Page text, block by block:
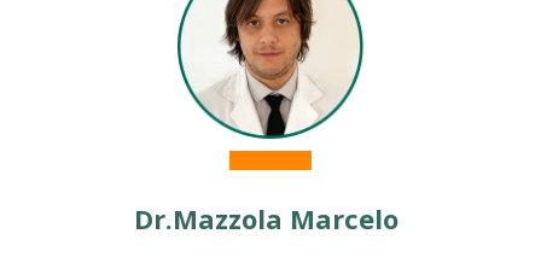
Dr.Mazzola Marcelo